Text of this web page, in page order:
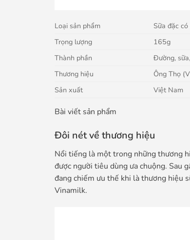
Loại sản phẩm
Sữa đặc
Trọng lượng
165g
Thành phần
Đường,
Thương hiệu
Ông Thọ
Sản xuất
Việt Nam
Bài viết sản phẩm
Đôi nét về thương hiệu
Nổi tiếng là một trong những thương
được người tiêu dùng ưa chuộng. Sau
đang chiếm ưu thế khi là thương hiệu
Vinamilk.